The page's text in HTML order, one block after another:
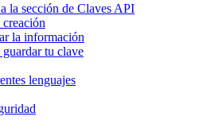
la sección de Claves API
la información
tu clave
lenguajes